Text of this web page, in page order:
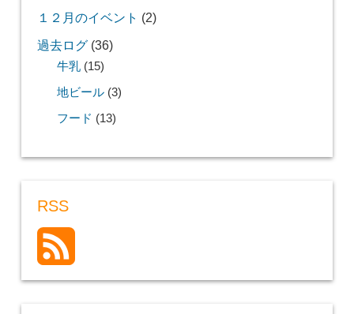
１２月のイベント (2)
過去ログ(36)
牛乳(15)
地ビール(3)
フード (13)
RSS